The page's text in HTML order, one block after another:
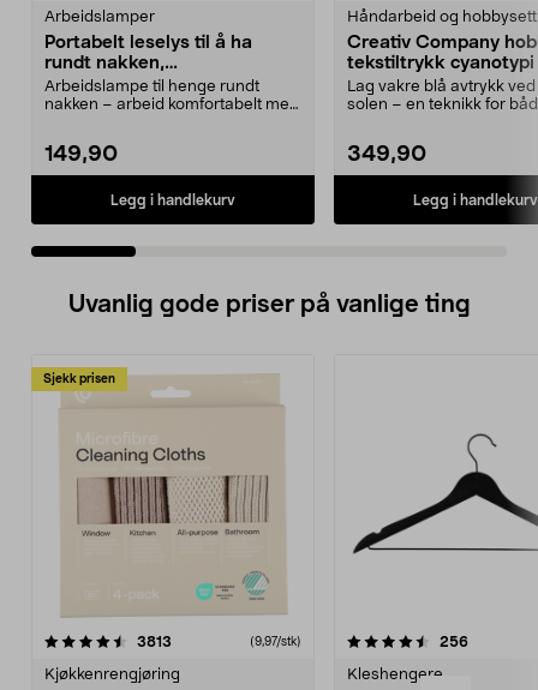
Arbeidslamper
Portabelt leselys til å ha
rundt nakken,
håndarbeidslampe
Arbeidslampe til henge rundt
nakken – arbeid komfortabelt med
149,90
Legg i handlekurv
Håndarbeid og hobbysett
Creativ Company
tekstiltrykk cyanotypi
Lag vakre blå avtrykk
solen – en teknikk for
349,90
Legg i handlekurv
Uvanlig gode priser på vanlige ting
Sjekk prisen
3813 anmeldelser(9,97/stk)
Kjøkkenrengjøring
4.5av 5 stjerner 256
Kleshengere
4.5av 5 stjerner